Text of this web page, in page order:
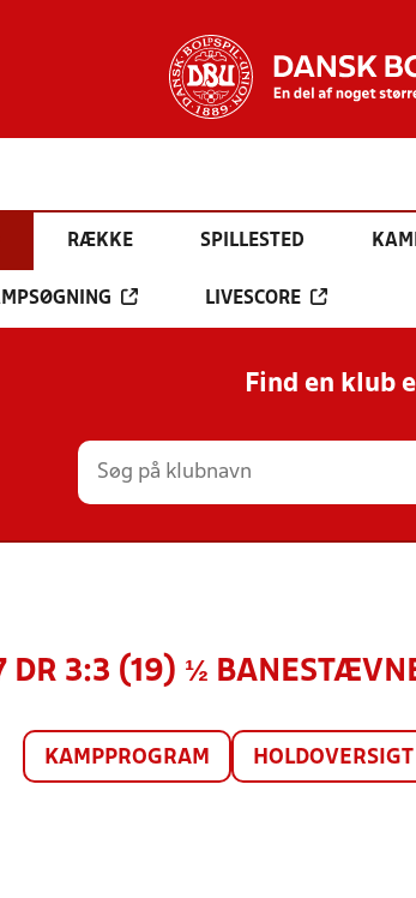
RÆKKE SPILLESTED
LIVESCORE
Find en klub
DR 3:3 (19) ½
KAMPPROGRAM HOLDOVERSIGT